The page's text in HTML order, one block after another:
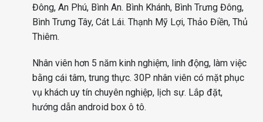
Đông, An Phú, Bình An. Bình Khánh, Bình Trưng Đông,
Bình Trưng Tây, Cát Lái. Thạnh Mỹ Lợi, Thảo Điền, Thủ
Thiêm.
Nhân viên hơn 5 năm kinh nghiệm, linh động, làm việc
bằng cái tâm, trung thực. 30P nhân viên có mặt phục
vụ khách uy tín chuyên nghiệp, lịch sự. Lắp đặt,
hướng dẫn android box ô tô.